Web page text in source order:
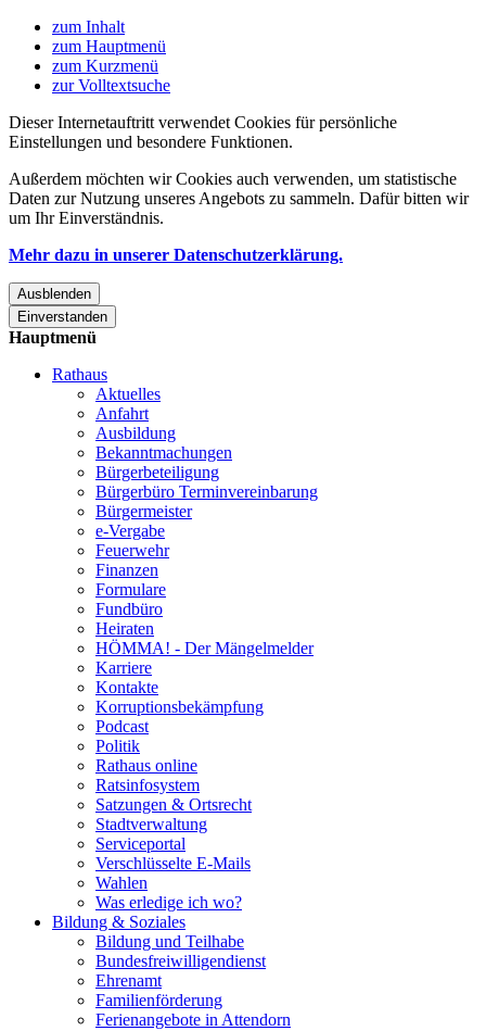
zum Inhalt
zum Hauptmenü
zum Kurzmenü
zur Volltextsuche
Dieser Internetauftritt verwendet Cookies für persönliche
Einstellungen und besondere Funktionen.
Außerdem möchten wir Cookies auch verwenden, um statistische
Daten zur Nutzung unseres Angebots zu sammeln. Dafür bitten wir
um Ihr Einverständnis.
Mehr dazu in unserer Datenschutzerklärung.
Ausblenden
Einverstanden
Hauptmenü
Rathaus
Aktuelles
Anfahrt
Ausbildung
Bekanntmachungen
Bürgerbeteiligung
Bürgerbüro Terminvereinbarung
Bürgermeister
e-Vergabe
Feuerwehr
Finanzen
Formulare
Fundbüro
Heiraten
HÖMMA! - Der Mängelmelder
Karriere
Kontakte
Korruptionsbekämpfung
Podcast
Politik
Rathaus online
Ratsinfosystem
Satzungen & Ortsrecht
Stadtverwaltung
Serviceportal
Verschlüsselte E-Mails
Wahlen
Was erledige ich wo?
Bildung & Soziales
Bildung und Teilhabe
Bundesfreiwilligendienst
Ehrenamt
Familienförderung
Ferienangebote in Attendorn